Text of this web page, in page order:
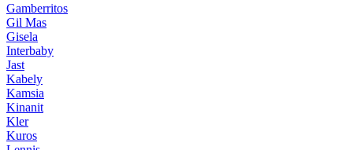
Gamberritos
Gil Mas
Gisela
Interbaby
Jast
Kabely
Kamsia
Kinanit
Kler
Kuros